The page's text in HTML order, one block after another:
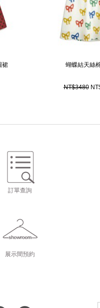
裙 蝴蝶結天絲
NT$3480
訂單查詢
展示間預約